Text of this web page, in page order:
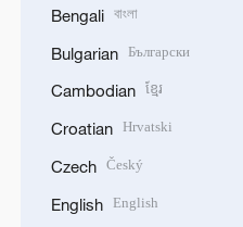
Bengali বাংলা
Bulgarian Български
Cambodian ខ្មែរ
Croatian Hrvatski
Czech Český
English English